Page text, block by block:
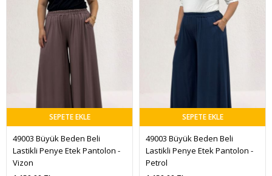
SEPETE EKLE
49003 Büyük Beden Beli
Lastikli Penye Etek Pantolon -
Vizon
SEPETE EKLE
49003 Büyük Beden Beli
Lastikli Penye Etek Pantolon -
Petrol